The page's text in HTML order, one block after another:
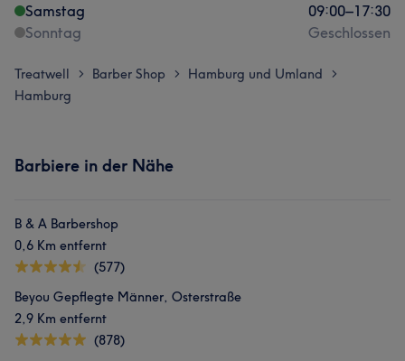
Samstag
09:00–17:30
Sonntag
Geschlossen
Treatwell > Barber Shop > Hamburg und Umland >
Hamburg
Barbiere in der Nähe
B & A Barbershop
0,6 Km entfernt
(577)
Beyou Gepflegte Männer, Osterstraße
2,9 Km entfernt
(878)